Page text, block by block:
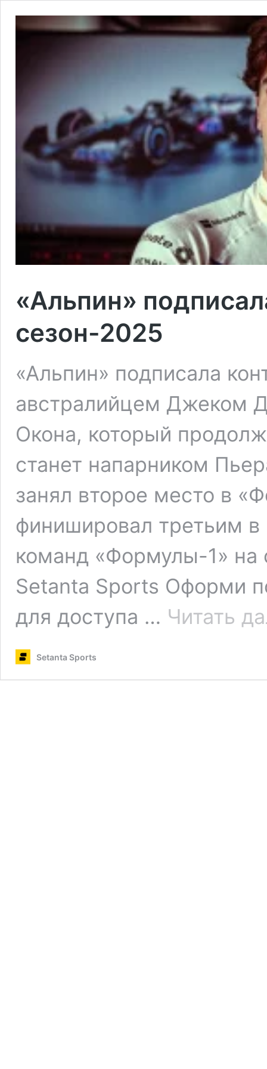
«Альпин»
сезон-2025
«Альпин» подписала
австралийцем Джеком
Окона, который
станет напарником
занял второе место в
финишировал третьим
команд «Формулы-1» на
Setanta Sports Оформи
для доступа … Читать
Setanta Sports